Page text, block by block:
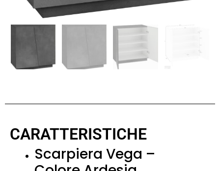
CARATTERISTICHE
Scarpiera Vega –